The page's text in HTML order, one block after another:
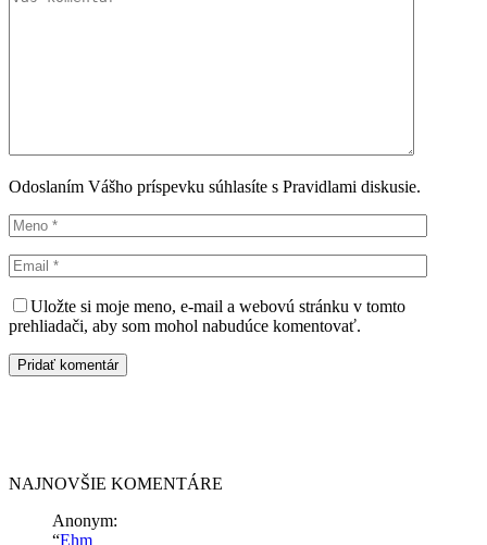
Odoslaním Vášho príspevku súhlasíte s Pravidlami diskusie.
Uložte si moje meno, e-mail a webovú stránku v tomto
prehliadači, aby som mohol nabudúce komentovať.
NAJNOVŠIE KOMENTÁRE
Anonym:
“Ehm